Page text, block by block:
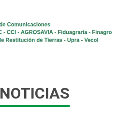
NOTICIAS